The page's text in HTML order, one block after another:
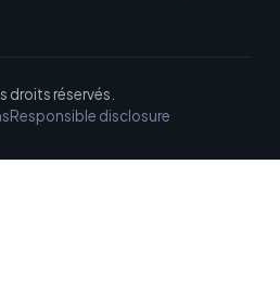
droits réservés.
Responsible disclosure